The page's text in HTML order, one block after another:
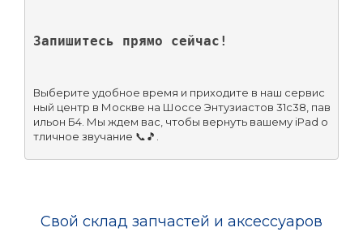
Запишитесь прямо сейчас!
Выберите удобное время и приходите в наш сервис
ный центр в Москве на Шоссе Энтузиастов 31с38, пав
ильон Б4. Мы ждем вас, чтобы вернуть вашему iPad о
тличное звучание 📞🎵.
Свой склад запчастей и аксессуаров